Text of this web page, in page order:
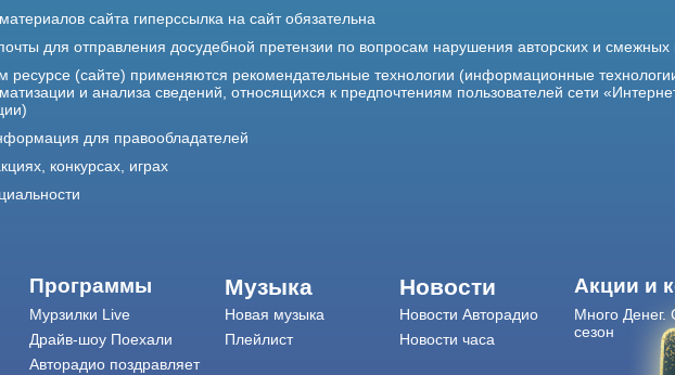
сайта гиперссылка на сайт обязательна
для отправления досудебной претензии по вопросам нарушения авторских и смежных
(сайте) применяются рекомендательные технологии (информационные
и анализа сведений, относящихся к предпочтениям пользователей сети
для правообладателей
конкурсах, играх
Программы
Мурзилки Live
Драйв-шоу Поехали
Авторадио поздравляет
Музыка
Новая музыка
Плейлист
Новости
Новости Авторадио
Новости часа
Акции и
Много Денег.
сезон